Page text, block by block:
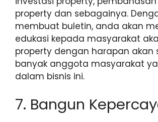
property dan sebagainya.
membuat buletin, anda akan
edukasi kepada masyarakat
property dengan harapan akan
banyak anggota masyarakat
dalam bisnis ini.
7. Bangun